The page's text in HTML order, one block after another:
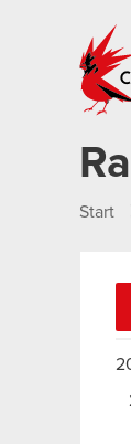
Start